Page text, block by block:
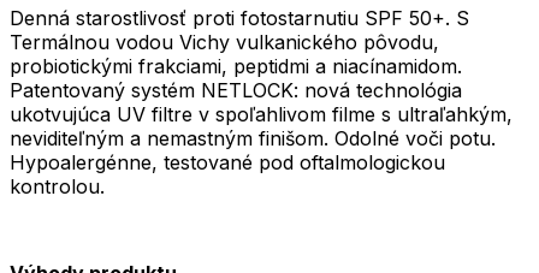
Denná starostlivosť proti fotostarnutiu SPF 50+. S
Termálnou vodou Vichy vulkanického pôvodu,
probiotickými frakciami, peptidmi a niacínamidom.
Patentovaný systém NETLOCK: nová technológia
ukotvujúca UV filtre v spoľahlivom filme s ultraľahkým,
neviditeľným a nemastným finišom. Odolné voči potu.
Hypoalergénne, testované pod oftalmologickou
kontrolou.